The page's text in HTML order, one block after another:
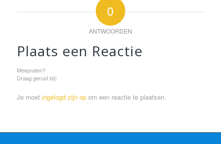
0
ANTWOORDEN
Plaats een Reactie
Meepraten?
Draag gerust bij!
Je moet ingelogd zijn opom een reactie te plaatsen.